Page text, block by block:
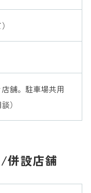
舗。駐車場共用
）
併設店舗